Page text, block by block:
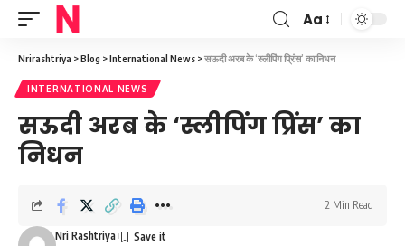
Font
Resizer
Aa
Nrirashtriya >Blog >International News >सऊदी अरब के ‘स्लीपिंग प्रिंस’ का निधन
INTERNATIONAL NEWS
सऊदी अरब के ‘स्लीपिंग प्रिंस’ का
निधन
Nri Rashtriya
2 Min Read